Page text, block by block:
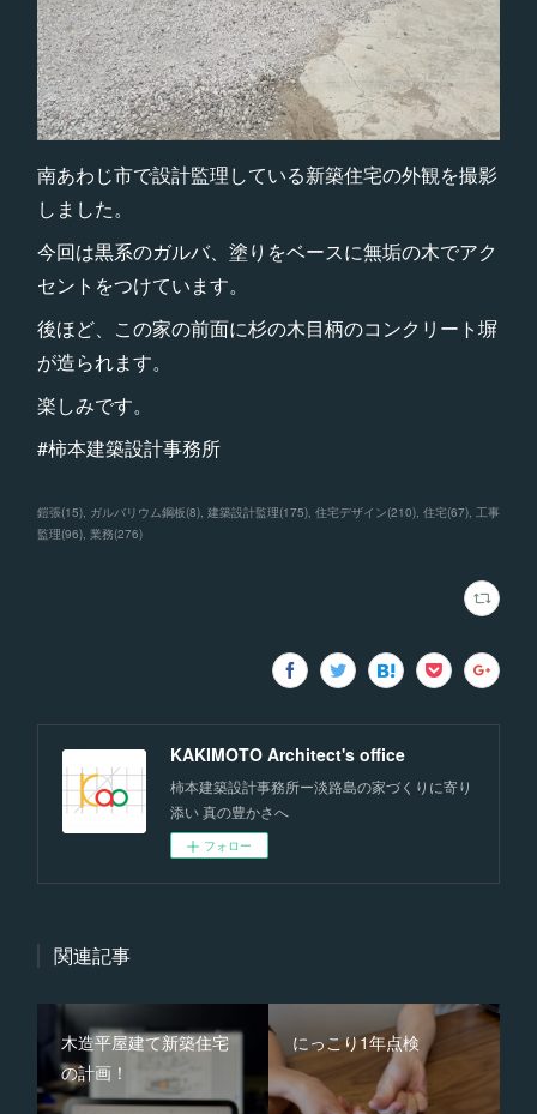
南あわじ市で設計監理している新築住宅の外観を撮影
しました。
今回は黒系のガルバ、塗りをベースに無垢の木でアク
セントをつけています。
後ほど、この家の前面に杉の木目柄のコンクリート塀
が造られます。
楽しみです。
#柿本建築設計事務所
鎧張(15) ガルバリウム鋼板(8) 建築設計監理(175) 住宅デザイン(210) 住宅(67) 工事
監理(96) 業務(276)
KAKIMOTO Architect's office
柿本建築設計事務所ー淡路島の家づくりに寄り
添い 真の豊かさへ
フォロー
関連記事
木造平屋建て新築住宅
の計画！
にっこり1年点検